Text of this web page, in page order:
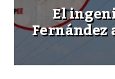
El
Fernández